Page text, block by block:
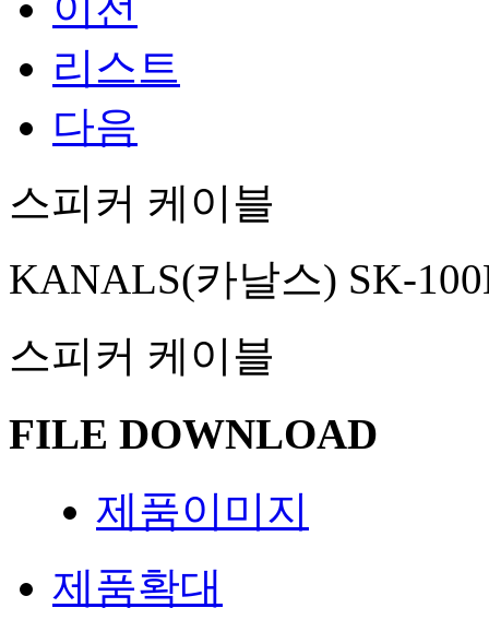
리스트
다음
스피커 케이블
KANALS(카날스) SK-
스피커 케이블
FILE DOWNLOAD
제품이미지
제품확대